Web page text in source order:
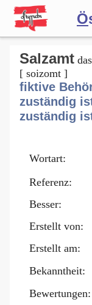
Ö
Forum
Salzamt
[ soizomt ]
fiktive
zuständig
zuständig
Wortart:
Referenz:
Besser:
Erstellt von:
Erstellt am:
Bekanntheit:
Bewertungen: